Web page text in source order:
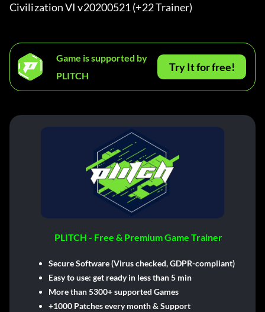
Civilization VI v20200521 (+22 Trainer)
Game is supported by
PLITCH
Try It for free!
PLITCH - Free & Premium Game Trainer
Secure Software (Virus checked, GDPR-compliant)
Easy to use: get ready in less than 5 min
More than 5300+ supported Games
+1000 Patches every month & Support